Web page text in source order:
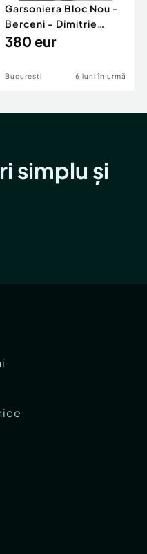
Garsoniera Bloc Nou -
Berceni - Dimitrie
Leonida
380 eur
Bucuresti 6 luni în urmă
simplu și